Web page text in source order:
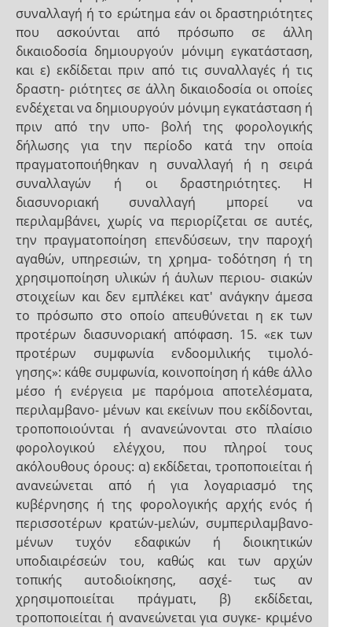
συναλλαγή ή το ερώτημα εάν οι δραστηριότητες
που ασκούνται από πρόσωπο σε άλλη
δικαιοδοσία δημιουργούν μόνιμη εγκατάσταση,
και ε) εκδίδεται πριν από τις συναλλαγές ή τις
δραστη- ριότητες σε άλλη δικαιοδοσία οι οποίες
ενδέχεται να δημιουργούν μόνιμη εγκατάσταση ή
πριν από την υπο- βολή της φορολογικής
δήλωσης για την περίοδο κατά την οποία
πραγματοποιήθηκαν η συναλλαγή ή η σειρά
συναλλαγών ή οι δραστηριότητες. Η
διασυνοριακή συναλλαγή μπορεί να
περιλαμβάνει, χωρίς να περιορίζεται σε αυτές,
την πραγματοποίηση επενδύσεων, την παροχή
αγαθών, υπηρεσιών, τη χρημα- τοδότηση ή τη
χρησιμοποίηση υλικών ή άυλων περιου- σιακών
στοιχείων και δεν εμπλέκει κατ' ανάγκην άμεσα
το πρόσωπο στο οποίο απευθύνεται η εκ των
προτέρων διασυνοριακή απόφαση. 15. «εκ των
προτέρων συμφωνία ενδοομιλικής τιμολό-
γησης»: κάθε συμφωνία, κοινοποίηση ή κάθε άλλο
μέσο ή ενέργεια με παρόμοια αποτελέσματα,
περιλαμβανο- μένων και εκείνων που εκδίδονται,
τροποποιούνται ή ανανεώνονται στο πλαίσιο
φορολογικού ελέγχου, που πληροί τους
ακόλουθους όρους: α) εκδίδεται, τροποποιείται ή
ανανεώνεται από ή για λογαριασμό της
κυβέρνησης ή της φορολογικής αρχής ενός ή
περισσοτέρων κρατών-μελών, συμπεριλαμβανο-
μένων τυχόν εδαφικών ή διοικητικών
υποδιαιρέσεών του, καθώς και των αρχών
τοπικής αυτοδιοίκησης, ασχέ- τως αν
χρησιμοποιείται πράγματι, β) εκδίδεται,
τροποποιείται ή ανανεώνεται για συγκε- κριμένο